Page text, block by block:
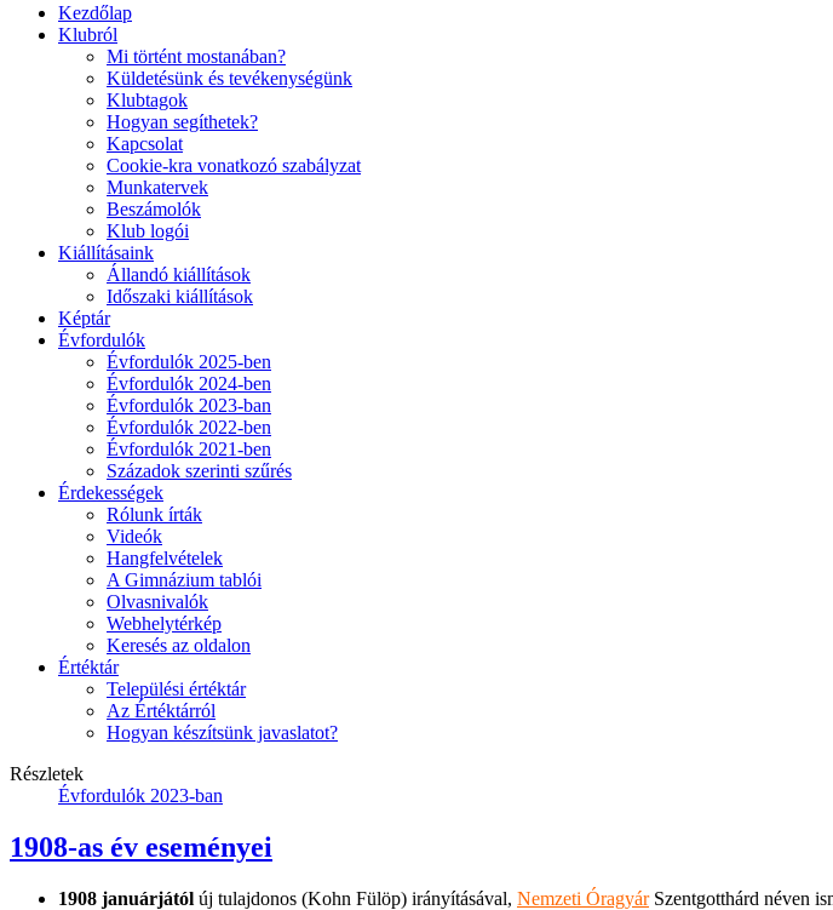
Kezdőlap
Klubról
Mi történt mostanában?
Küldetésünk és tevékenységünk
Klubtagok
Hogyan segíthetek?
Kapcsolat
Cookie-kra vonatkozó szabályzat
Munkatervek
Beszámolók
Klub logói
Kiállításaink
Állandó kiállítások
Időszaki kiállítások
Képtár
Évfordulók
Évfordulók 2025-ben
Évfordulók 2024-ben
Évfordulók 2023-ban
Évfordulók 2022-ben
Évfordulók 2021-ben
Századok szerinti szűrés
Érdekességek
Rólunk írták
Videók
Hangfelvételek
A Gimnázium tablói
Olvasnivalók
Webhelytérkép
Keresés az oldalon
Értéktár
Települési értéktár
Az Értéktárról
Hogyan készítsünk javaslatot?
Részletek
Évfordulók 2023-ban
1908-as év eseményei
1908 januárjától új tulajdonos (Kohn Fülöp) irányításával, Nemzeti ÓragyárSzentgotthárd néven